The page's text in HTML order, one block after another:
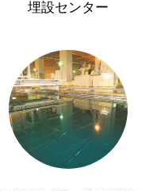
埋設センター